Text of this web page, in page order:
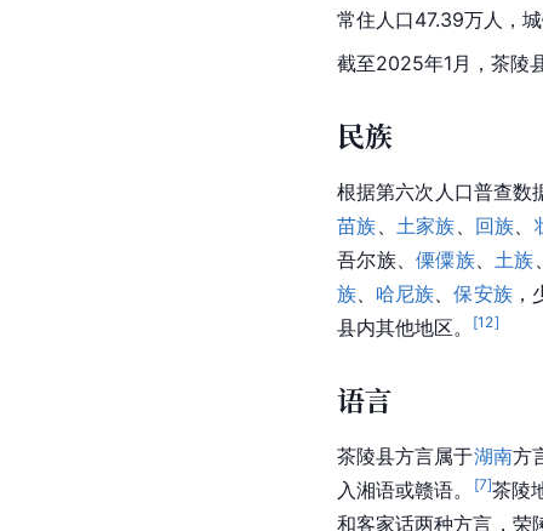
常住人口47.39万人，
截至2025年1月，茶陵
民族
根据第六次人口普查
苗族、 土家族、 回族、
吾尔族、傈僳族、土族
族、 哈尼族、保安族，
县内其他地区。
[12]
语言
茶陵县方言属于湖南方
入湘语或赣语。
[7]茶陵
和客家话两种方言，荣